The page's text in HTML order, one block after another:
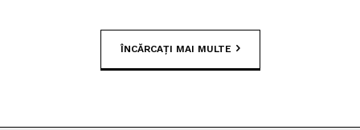
ÎNCĂRCAȚI MAI MULTE